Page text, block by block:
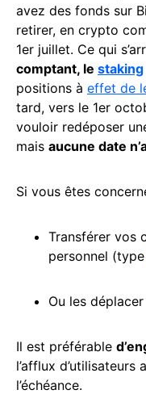
avez des fonds sur
retirer, en crypto
1er juillet. Ce qui
comptant, le staking
positions à effet de
tard, vers le 1er
vouloir redéposer
mais aucune date
Si vous êtes
Transférer vos
personnel (type
Ou les
Il est préférable
l’afflux d’utilisateurs
l’échéance.